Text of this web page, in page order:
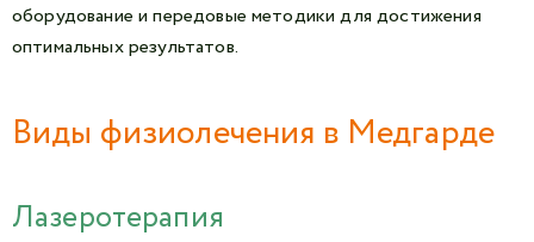
оборудование и передовые методики для достижения
оптимальных результатов.
Виды физиолечения в Медгарде
Лазеротерапия